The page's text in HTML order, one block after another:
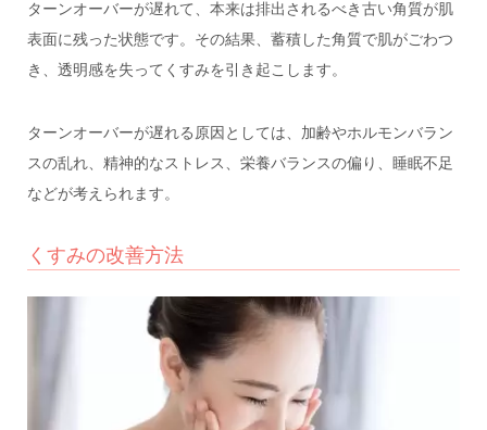
ターンオーバーが遅れて、本来は排出されるべき古い角質が肌
表面に残った状態です。その結果、蓄積した角質で肌がごわつ
き、透明感を失ってくすみを引き起こします。
ターンオーバーが遅れる原因としては、加齢やホルモンバラン
スの乱れ、精神的なストレス、栄養バランスの偏り、睡眠不足
などが考えられます。
くすみの改善方法